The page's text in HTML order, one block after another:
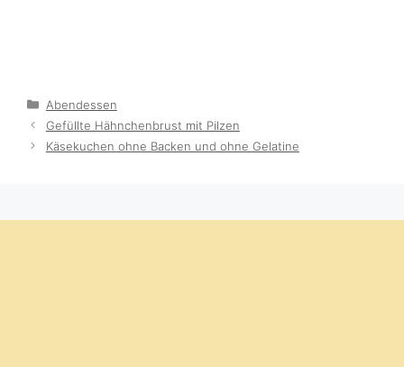
Categories
Abendessen
Gefüllte Hähnchenbrust mit Pilzen
Käsekuchen ohne Backen und ohne Gelatine